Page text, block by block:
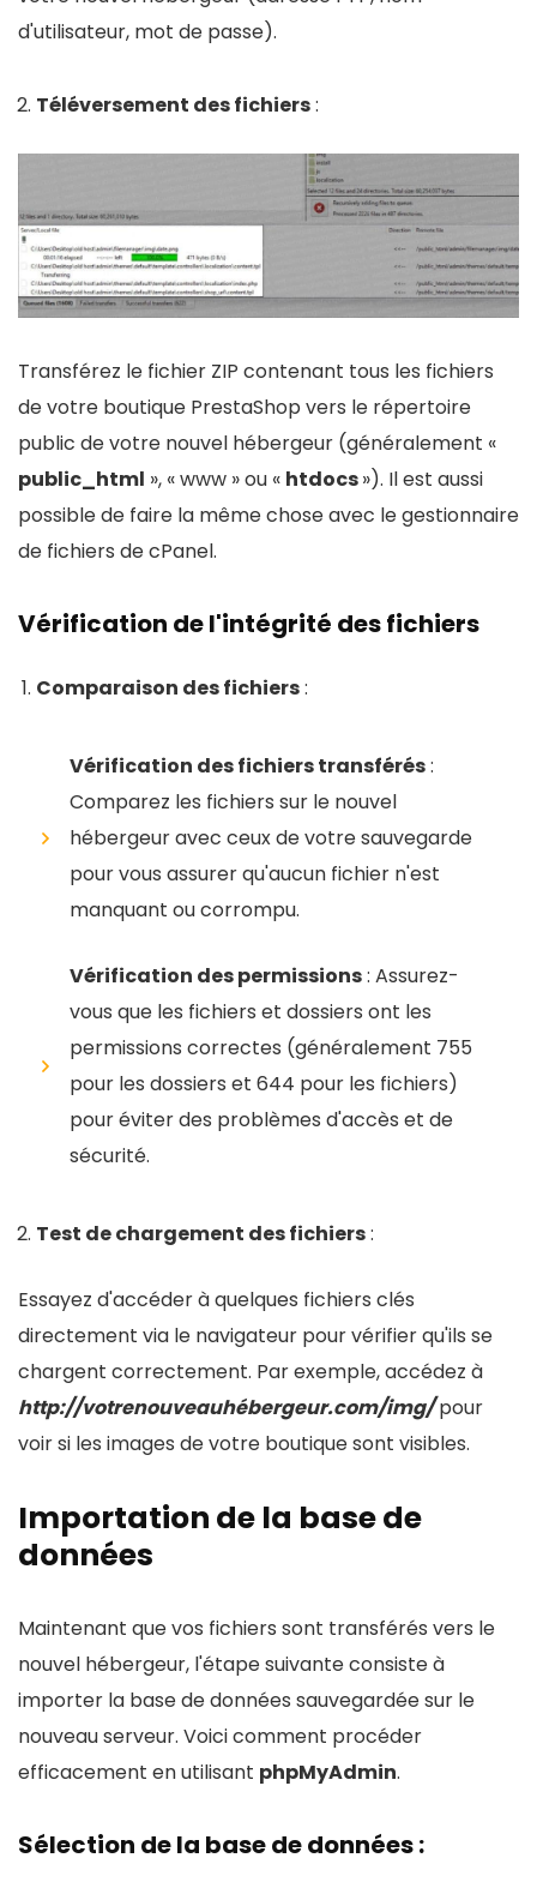
d'utilisateur, mot de passe).
Téléversement des fichiers:
Transférez le fichier ZIP contenant tous les fichiers
de votre boutique PrestaShop vers le répertoire
public de votre nouvel hébergeur (généralement «
public_html », « www » ou « htdocs»). Il est aussi
possible de faire la même chose avec le gestionnaire
de fichiers de cPanel.
Vérification de l'intégrité des fichiers
Comparaison des fichiers:
Vérification des fichiers transférés:
Comparez les fichiers sur le nouvel
hébergeur avec ceux de votre sauvegarde
pour vous assurer qu'aucun fichier n'est
manquant ou corrompu.
Vérification des permissions: Assurez-
vous que les fichiers et dossiers ont les
permissions correctes (généralement 755
pour les dossiers et 644 pour les fichiers)
pour éviter des problèmes d'accès et de
sécurité.
Test de chargement des fichiers:
Essayez d'accéder à quelques fichiers clés
directement via le navigateur pour vérifier qu'ils se
chargent correctement. Par exemple, accédez à
http://votrenouveauhébergeur.com/img/pour
voir si les images de votre boutique sont visibles.
Importation de la base de
données
Maintenant que vos fichiers sont transférés vers le
nouvel hébergeur, l'étape suivante consiste à
importer la base de données sauvegardée sur le
nouveau serveur. Voici comment procéder
efficacement en utilisant phpMyAdmin.
Sélection de la base de données: